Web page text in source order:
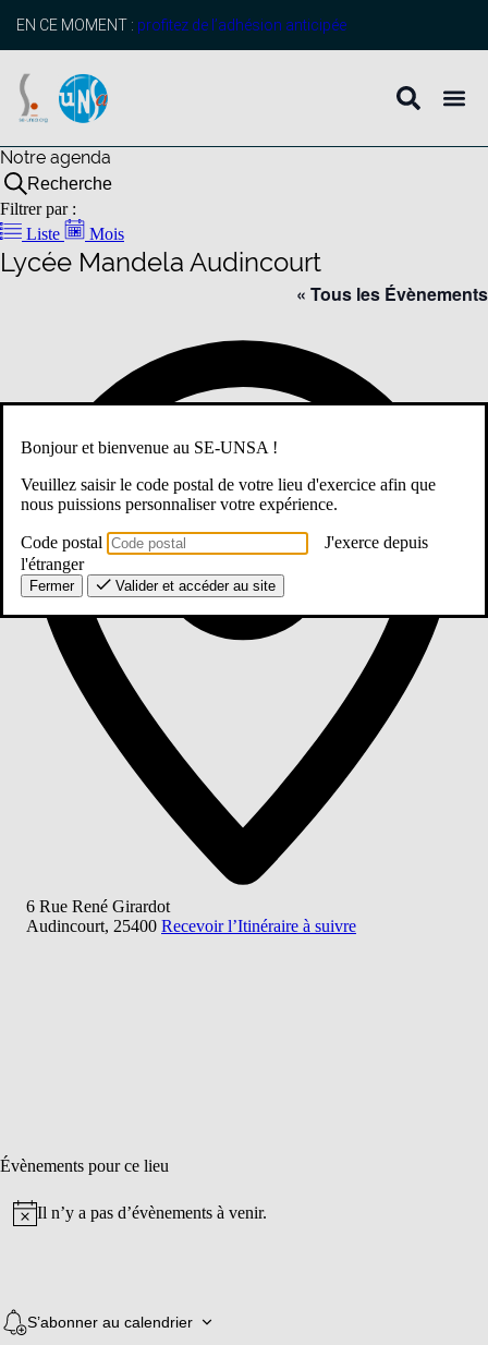
EN CE MOMENT : profitez de l’adhésion anticipée
Notre agenda
Recherche
Filtrer par :
Liste
Mois
Lycée Mandela Audincourt
« Tous les Évènements
6 Rue René Girardot
Audincourt, 25400 Recevoir l’Itinéraire à suivre
Évènements pour ce lieu
NoticeIl n’y a pas d’évènements à venir.
S’abonner au calendrier
Bonjour et bienvenue au SE-UNSA !
Veuillez saisir le code postal de votre lieu d'exercice afin que
nous puissions personnaliser votre expérience.
Code postal
J'exerce depuis
l'étranger
Fermer Valider et accéder au site